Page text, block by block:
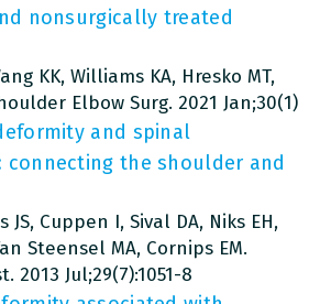
nonsurgically treated
KK, Williams KA, Hresko MT,
Elbow Surg. 2021 Jan;30(1)
and spinal
connecting the shoulder and
JS, Cuppen I, Sival DA, Niks EH,
Steensel MA, Cornips EM.
2013 Jul;29(7):1051-8